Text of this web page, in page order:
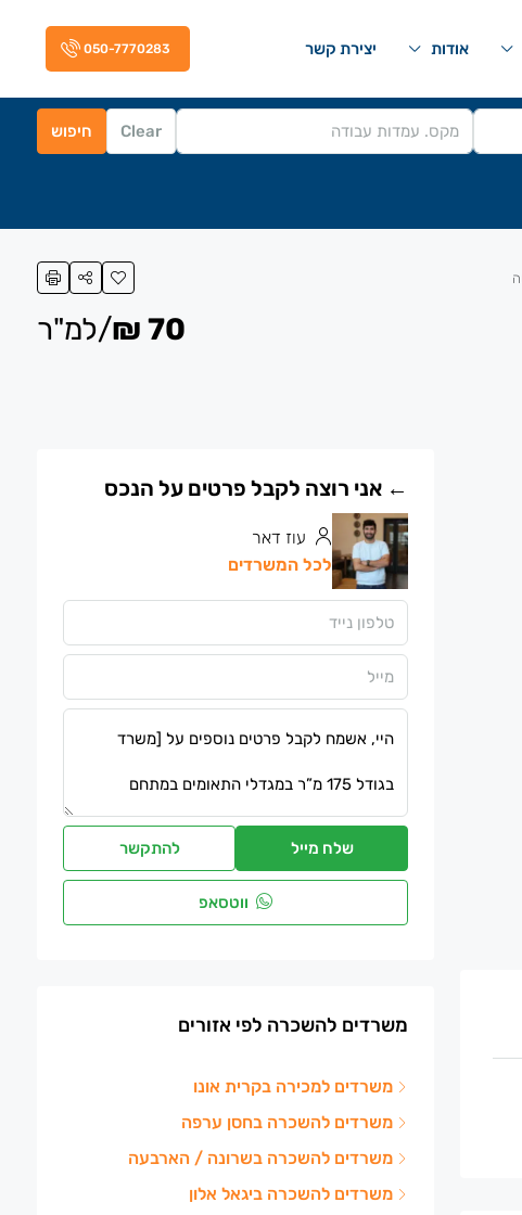
אודות יצירת קשר 050-7770283
Clear חיפוש
70 ₪ /למ"ר
עוז דאר
לכל המשרדים
שלח מייל להתקשר
ווטסאפ
משרדים להשכרה לפי אזורים
משרדים למכירה בקרית אונו
משרדים להשכרה בחסן ערפה
משרדים להשכרה בשרונה / הארבעה
משרדים להשכרה ביגאל אלון